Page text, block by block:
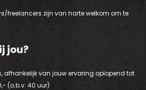
freelancers zijn van harte welkom om te
jou?
afhankelijk van jouw ervaring oplopend tot
(o.b.v. 40 uur)